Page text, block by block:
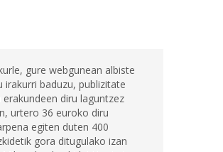
gure webgunean albiste
irakurri baduzu, publizitate
erakundeen diru laguntzez
urtero 36 euroko diru
egiten duten 400
gora ditugulako izan